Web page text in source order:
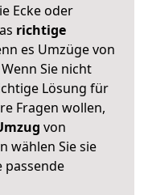
Ecke oder
richtige
es Umzüge von
Sie nicht
Lösung für
Fragen wollen,
von
wählen Sie sie
passende